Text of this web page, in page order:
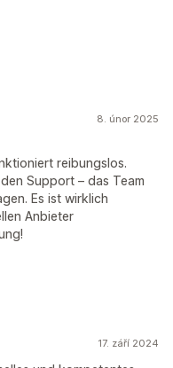
8. únor 2025
reibungslos.
Support – das Team
Es ist wirklich
Anbieter
17. září 2024